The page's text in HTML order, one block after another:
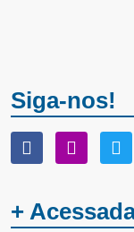
Siga-nos!
+